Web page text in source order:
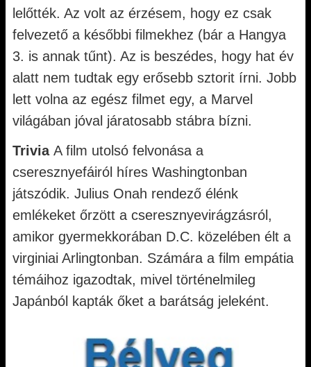
lelőtték. Az volt az érzésem, hogy ez csak
felvezető a későbbi filmekhez (bár a Hangya
3. is annak tűnt). Az is beszédes, hogy hat év
alatt nem tudtak egy erősebb sztorit írni. Jobb
lett volna az egész filmet egy, a Marvel
világában jóval járatosabb stábra bízni.
Trivia A film utolsó felvonása a
cseresznyefáiról híres Washingtonban
játszódik. Julius Onah rendező élénk
emlékeket őrzött a cseresznyevirágzásról,
amikor gyermekkorában D.C. közelében élt a
virginiai Arlingtonban. Számára a film empátia
témáihoz igazodtak, mivel történelmileg
Japánból kapták őket a barátság jeleként.